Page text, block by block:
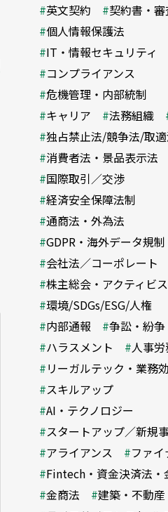
英文契約
契約書・
個人情報保護法
IT・情報セキュリティ
コンプライアンス
危機管理・内部統制
キャリア
法務組織
独占禁止法/競争法/取
消費者法・景品表示法
国際取引／交渉
経済安全保障法制
通商法・外為法
GDPR・海外データ規制
会社法／コーポレート
株主総会・アクティビ
環境/SDGs/ESG/人権
内部通報
争訟・紛争
ハラスメント
人事
リーガルテック・業務
スキルアップ
AI・テクノロジー
スタートアップ／新規
アライアンス
ファ
Fintech・資金決済法・
金商法
建築・不動産